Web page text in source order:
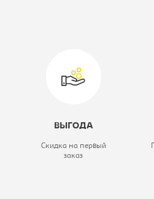
ВЫГОДА
Скидка на первый
заказ